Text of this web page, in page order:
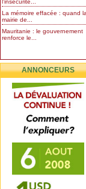
l’insécurité...
La mémoire effacée : quand la
mairie de...
Mauritanie : le gouvernement
renforce le...
ANNONCEURS